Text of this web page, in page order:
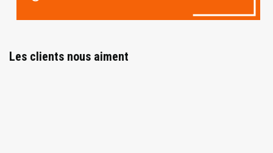
Les clients nous aiment